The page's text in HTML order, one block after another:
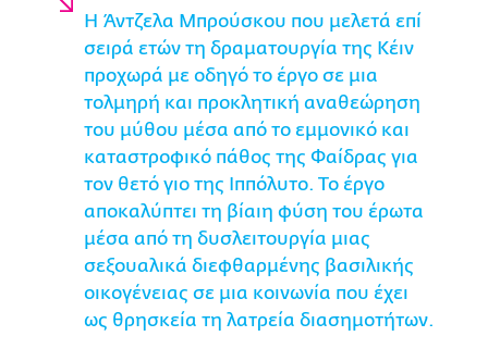
Η Άντζελα Μπρούσκου που μελετά επί
σειρά ετών τη δραματουργία της Κέιν
προχωρά με οδηγό το έργο σε μια
τολμηρή και προκλητική αναθεώρηση
του μύθου μέσα από το εμμονικό και
καταστροφικό πάθος της Φαίδρας για
τον θετό γιο της Ιππόλυτο. Το έργο
αποκαλύπτει τη βίαιη φύση του έρωτα
μέσα από τη δυσλειτουργία μιας
σεξουαλικά διεφθαρμένης βασιλικής
οικογένειας σε μια κοινωνία που έχει
ως θρησκεία τη λατρεία διασημοτήτων.